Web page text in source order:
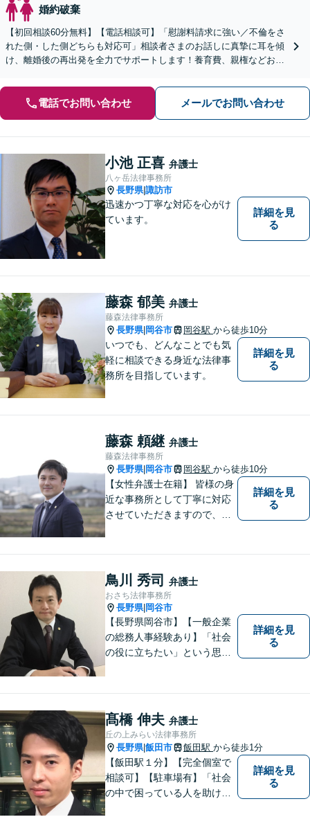
婚約破棄
【初回相談60分無料】【電話相談可】「慰謝料請求に強い／不倫をさ
れた側・した側どちらも対応可」相談者さまのお話しに真摯に耳を傾
け、離婚後の再出発を全力でサポートします！養育費、親権などお子
電話でお問い合わせ メールでお問い合わせ
小池 正喜 弁護士
八ヶ岳法律事務所
長野県|諏訪市
迅速かつ丁寧な対応を心がけ
ています。
詳細を見
る
藤森 郁美 弁護士
藤森法律事務所
長野県| 岡谷市 岡谷駅 から徒歩10分
いつでも、どんなことでも気
軽に相談できる身近な法律事
務所を目指しています。
詳細を見
る
藤森 頼継 弁護士
藤森法律事務所
長野県| 岡谷市 岡谷駅 から徒歩10分
【女性弁護士在籍】 皆様の身
近な事務所として丁寧に対応
させていただきますので、お
詳細を見
る
鳥川 秀司 弁護士
おさち法律事務所
長野県| 岡谷市
【長野県岡谷市】【一般企業
の総務人事経験あり】「社会
の役に立ちたい」という思い
谷市・長野県中南信の人々の
権利を守るために懸命に働き
ます。離婚・借金・交通事故
などお気軽にご相談くださ
い。
詳細を見
る
髙橋 伸夫 弁護士
丘の上みらい法律事務所
長野県|飯田市 飯田駅 から徒歩1分
【飯田駅１分】【完全個室で
相談可】【駐車場有】「社会
の中で困っている人を助けた
詳細を見
る